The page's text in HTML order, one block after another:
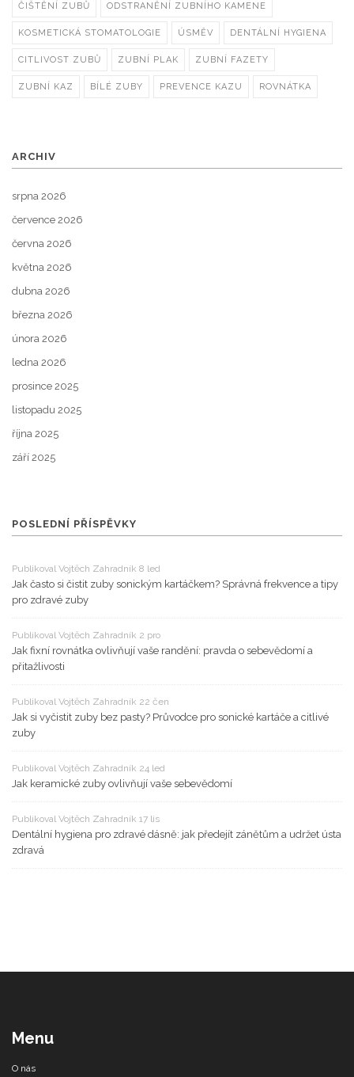
ČIŠTĚNÍ ZUBŮ ODSTRANĚNÍ ZUBNÍHO KAMENE
KOSMETICKÁ STOMATOLOGIE ÚSMĚV DENTÁLNÍ HYGIENA
CITLIVOST ZUBŮ ZUBNÍ PLAK ZUBNÍ FAZETY
ZUBNÍ KAZ BÍLÉ ZUBY PREVENCE KAZU ROVNÁTKA
ARCHIV
srpna 2026
července 2026
června 2026
května 2026
dubna 2026
března 2026
února 2026
ledna 2026
prosince 2025
listopadu 2025
října 2025
září 2025
POSLEDNÍ PŘÍSPĚVKY
Publikoval Vojtěch Zahradník 8 led
Jak často si čistit zuby sonickým kartáčkem? Správná frekvence a tipy
pro zdravé zuby
Publikoval Vojtěch Zahradník 2 pro
Jak fixní rovnátka ovlivňují vaše randění: pravda o sebevědomí a
přitažlivosti
Publikoval Vojtěch Zahradník 22 čen
Jak si vyčistit zuby bez pasty? Průvodce pro sonické kartáče a citlivé
zuby
Publikoval Vojtěch Zahradník 24 led
Jak keramické zuby ovlivňují vaše sebevědomí
Publikoval Vojtěch Zahradník 17 lis
Dentální hygiena pro zdravé dásně: jak předejít zánětům a udržet ústa
zdravá
Menu
O nás